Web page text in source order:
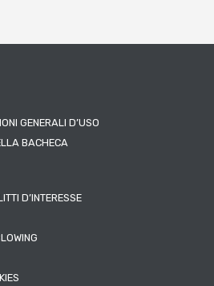
GENERALI D’USO
BACHECA
D’INTERESSE